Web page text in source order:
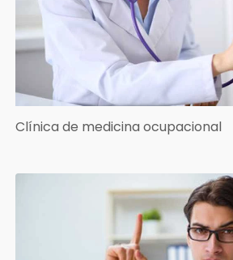
Clínica de medicina ocupacional